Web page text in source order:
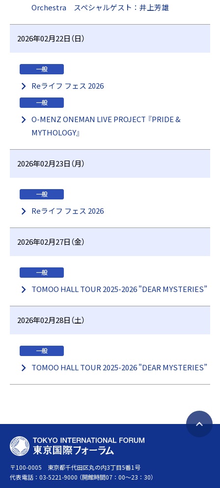
Orchestra スペシャルゲスト：井上芳雄
2026年02月22日（日）
一般
Reライフ フェス 2026
一般
O-MENZ ONEMAN LIVE PROJECT 『PRIDE &
MYTHOLOGY』
2026年02月23日（月）
一般
Reライフ フェス 2026
2026年02月27日（金）
一般
TOMOO HALL TOUR 2025-2026 "DEAR MYSTERIES”
2026年02月28日（土）
一般
TOMOO HALL TOUR 2025-2026 "DEAR MYSTERIES”
ペ
T
O
K
Y
〒100-0005 東京都千代田区丸の内3丁目5番1号
代表電話： 03-5221-9000 （開館時間07：00～23：30）